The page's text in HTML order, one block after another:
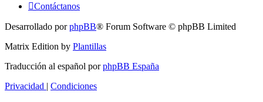
Contáctanos
Desarrollado porphpBB® Forum Software © phpBB Limited
Matrix Edition by Plantillas
Traducción al español porphpBB España
Privacidad | Condiciones